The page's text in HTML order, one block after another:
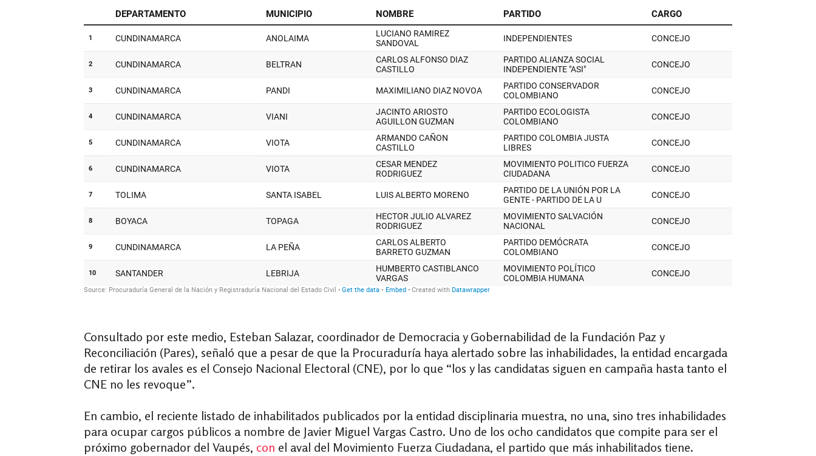
Consultado por este medio, Esteban Salazar, coordinador de Democracia y Gobernabilidad de la Fundación Paz y
Reconciliación (Pares), señaló que a pesar de que la Procuraduría haya alertado sobre las inhabilidades, la entidad encargada
de retirar los avales es el Consejo Nacional Electoral (CNE), por lo que “los y las candidatas siguen en campaña hasta tanto el
CNE no les revoque”.
En cambio, el reciente listado de inhabilitados publicados por la entidad disciplinaria muestra, no una, sino tres inhabilidades
para ocupar cargos públicos a nombre de Javier Miguel Vargas Castro. Uno de los ocho candidatos que compite para ser el
próximo gobernador del Vaupés, con el aval del Movimiento Fuerza Ciudadana, el partido que más inhabilitados tiene.